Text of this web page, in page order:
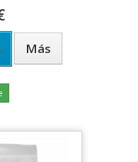
Más